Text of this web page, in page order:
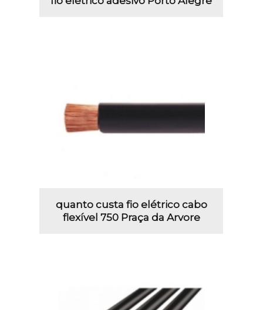
quanto custa fio elétrico cabo
flexível 750 Praça da Arvore